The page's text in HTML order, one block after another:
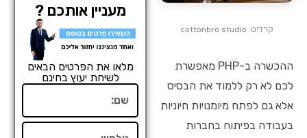
קרדיט: cottonbro studio
ההכשרה ב-PHP מאפשרת
לכם לא רק ללמוד את הבסיס
אלא גם לפתח מיומנויות חיוניות
בעבודה בפיתוח בחברות
מעניין אותכם ?
מלאו את הפרטים הבאים
לשיחת יעוץ בחינם